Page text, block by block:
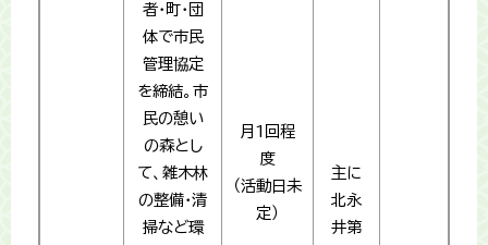
者・町・団
体で市民
管理協定
を締結。市
民の憩い
の森とし
て、雑木林
の整備・清
掃など環
月1回程
度
（活動日未
定）
主に
北永
井第